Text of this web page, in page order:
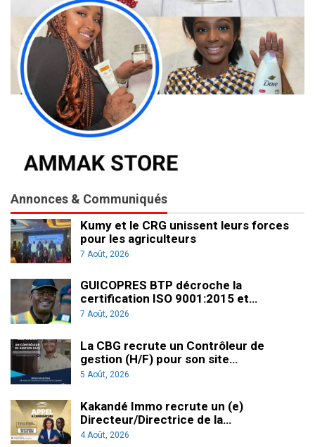
Annonces & Communiqués
Kumy et le CRG unissent leurs forces
pour les agriculteurs
7 Août, 2026
GUICOPRES BTP décroche la
certification ISO 9001:2015 et…
7 Août, 2026
La CBG recrute un Contrôleur de
gestion (H/F) pour son site…
5 Août, 2026
Kakandé Immo recrute un (e)
Directeur/Directrice de la…
4 Août, 2026